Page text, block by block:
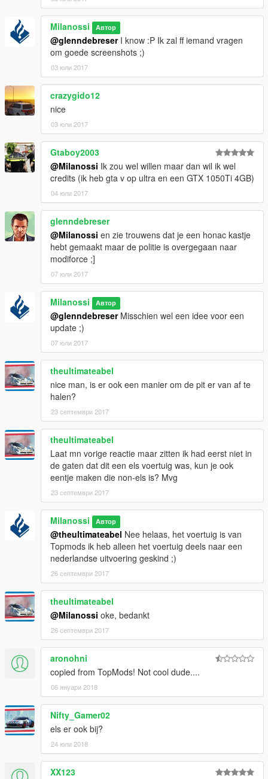
Milanossi Автор
@glenndebreserI know :P Ik zal ff iemand vragen
om goede screenshots ;)
03 юли 2017
crazygido12
nice
03 юли 2017
Gtaboy2003
@Milanossi Ik zou wel willen maar dan wil ik wel
credits (ik heb gta v op ultra en een GTX 1050Ti 4GB)
04 юли 2017
glenndebreser
@Milanossi en zie trouwens dat je een honac kastje
hebt gemaakt maar de politie is overgegaan naar
modiforce ;]
07 юли 2017
Milanossi Автор
@glenndebreserMisschien wel een idee voor een
update ;)
07 юли 2017
theultimateabel
nice man, is er ook een manier om de pit er van af te
halen?
23 септември 2017
theultimateabel
Laat mn vorige reactie maar zitten ik had eerst niet in
de gaten dat dit een els voertuig was, kun je ook
eentje maken die non-els is? Mvg
23 септември 2017
Milanossi Автор
@theultimateabel Nee helaas, het voertuig is van
Topmods ik heb alleen het voertuig deels naar een
nederlandse uitvoering geskind ;)
26 септември 2017
theultimateabel
@Milanossi oke, bedankt
26 септември 2017
aronohni
copied from TopMods! Not cool dude....
06 януари 2018
Nifty_Gamer02
els er ook bij?
24 юли 2018
XX123